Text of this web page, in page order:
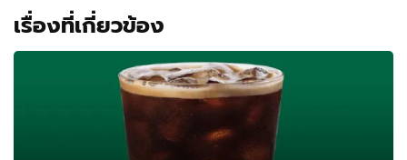
เรื่องที่เกี่ยวข้อง